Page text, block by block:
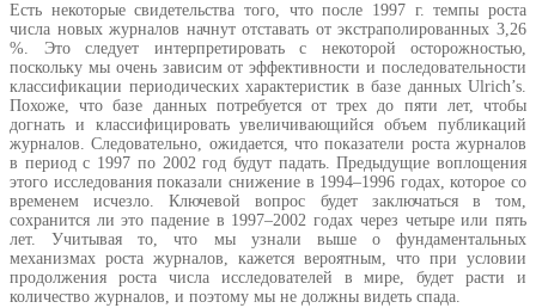
Есть некоторые свидетельства того, что после 1997 г. темпы роста
числа новых журналов начнут отставать от экстраполированных 3,26
%. Это следует интерпретировать с некоторой осторожностью,
поскольку мы очень зависим от эффективности и последовательности
классификации периодических характеристик в базе данных Ulrich’s.
Похоже, что базе данных потребуется от трех до пяти лет, чтобы
догнать и классифицировать увеличивающийся объем публикаций
журналов. Следовательно, ожидается, что показатели роста журналов
в период с 1997 по 2002 год будут падать. Предыдущие воплощения
этого исследования показали снижение в 1994–1996 годах, которое со
временем исчезло. Ключевой вопрос будет заключаться в том,
сохранится ли это падение в 1997–2002 годах через четыре или пять
лет. Учитывая то, что мы узнали выше о фундаментальных
механизмах роста журналов, кажется вероятным, что при условии
продолжения роста числа исследователей в мире, будет расти и
количество журналов, и поэтому мы не должны видеть спада.